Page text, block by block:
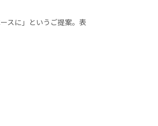
スに」というご提案。表